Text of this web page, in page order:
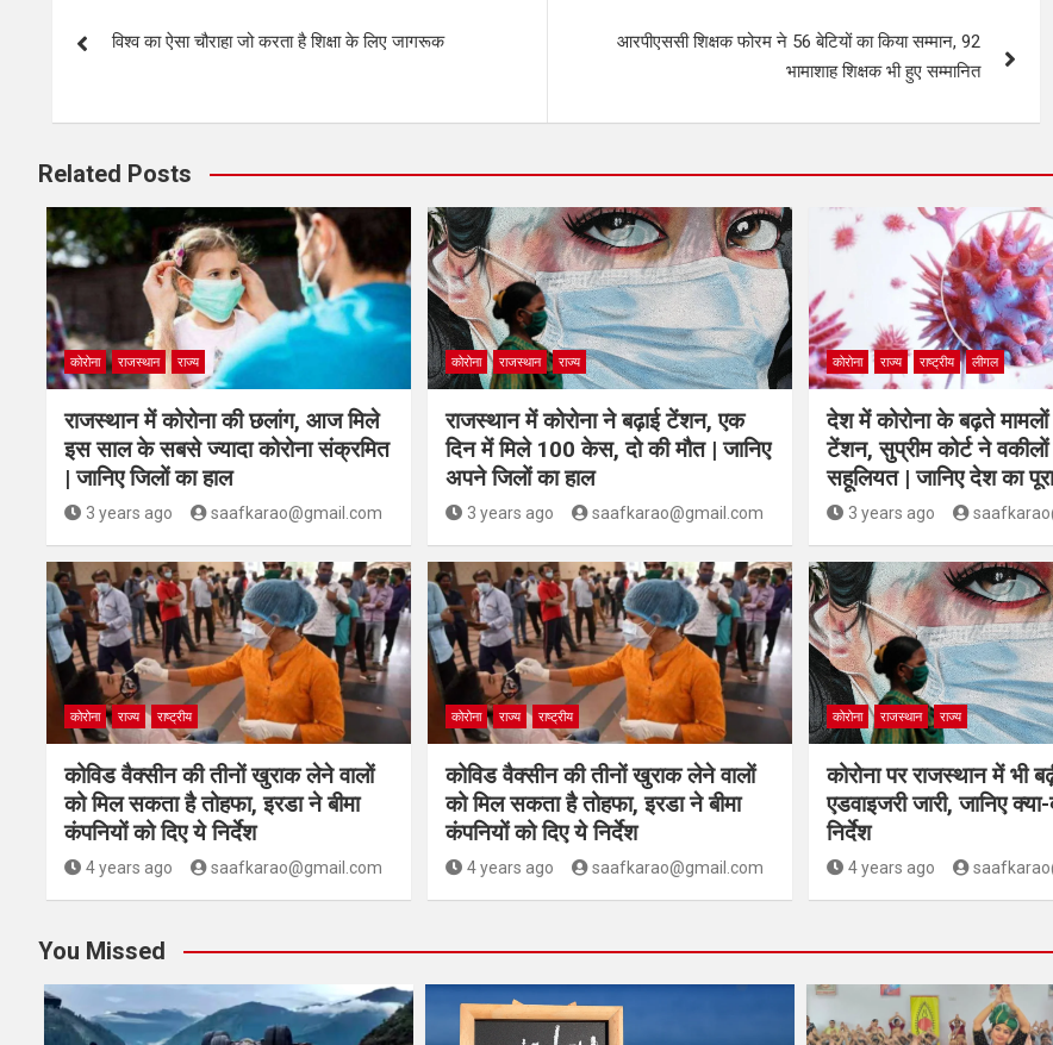
विश्व का ऐसा चौराहा जो करता है शिक्षा के लिए जागरूक
आरपीएससी शिक्षक फोरम ने 56 बेटियों का किया सम्मान, 92
भामाशाह शिक्षक भी हुए सम्मानित
Related Posts
कोरोना राजस्थान राज्य
राजस्थान में कोरोना की छलांग, आज मिले
इस साल के सबसे ज्यादा कोरोना संक्रमित
| जानिए जिलों का हाल
3 years ago saafkarao@gmail.com
कोरोना राजस्थान राज्य
राजस्थान में कोरोना ने बढ़ाई टेंशन, एक
दिन में मिले 100 केस, दो की मौत | जानिए
अपने जिलों का हाल
3 years ago saafkarao@gmail.com
कोरोना राज्य राष्ट्रीय लीगल
देश में कोरोना के बढ़ते मामलों
टेंशन, सुप्रीम कोर्ट ने
सहूलियत | जानिए देश का
3 years ago
कोरोना राज्य राष्ट्रीय
कोविड वैक्सीन की तीनों खुराक लेने वालों
को मिल सकता है तोहफा, इरडा ने बीमा
कंपनियों को दिए ये निर्देश
4 years ago saafkarao@gmail.com
कोरोना राज्य राष्ट्रीय
कोविड वैक्सीन की तीनों खुराक लेने वालों
को मिल सकता है तोहफा, इरडा ने बीमा
कंपनियों को दिए ये निर्देश
4 years ago saafkarao@gmail.com
कोरोना राजस्थान राज्य
कोरोना पर राजस्थान में भी
एडवाइजरी जारी, जानिए
निर्देश
4 years ago
You Missed